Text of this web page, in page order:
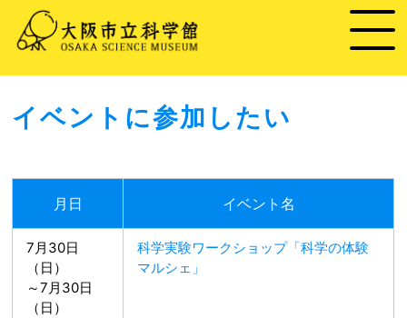
イベントに参加したい
月日 イベント名
7月30日
（日）
～7月30日
（日）
科学実験ワークショップ「科学の体験
マルシェ」